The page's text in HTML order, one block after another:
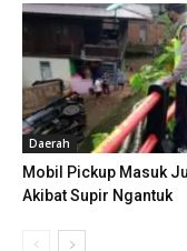
Daerah
Mobil Pickup Masuk
Akibat Supir Ngantuk